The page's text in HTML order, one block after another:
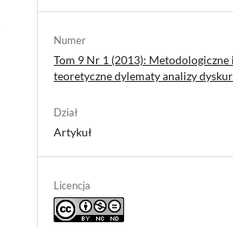
Numer
Tom 9 Nr 1 (2013): Metodologiczne i
teoretyczne dylematy analizy
Dział
Artykuł
Licencja